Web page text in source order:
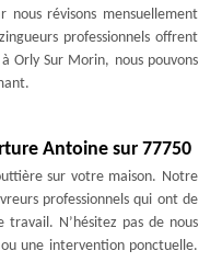
révisons mensuellement
professionnels offrent
Orly Sur Morin, nous pouvons
Antoine sur 77750
sur votre maison. Notre
professionnels qui ont de
travail. N’hésitez pas de nous
une intervention ponctuelle.